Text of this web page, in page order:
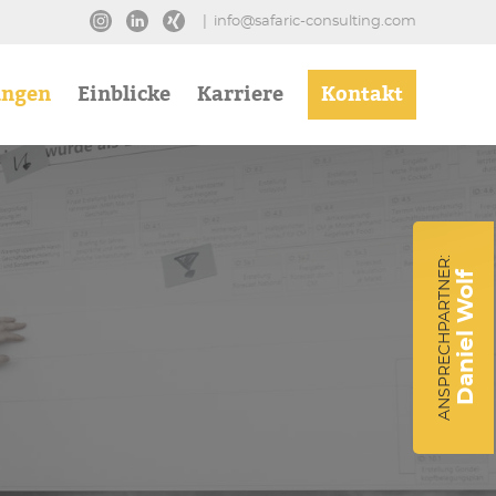
info@safaric-consulting.com
Einblicke Karriere Kontakt
Daniel Wolf
ANSPRECHPARTNER
: